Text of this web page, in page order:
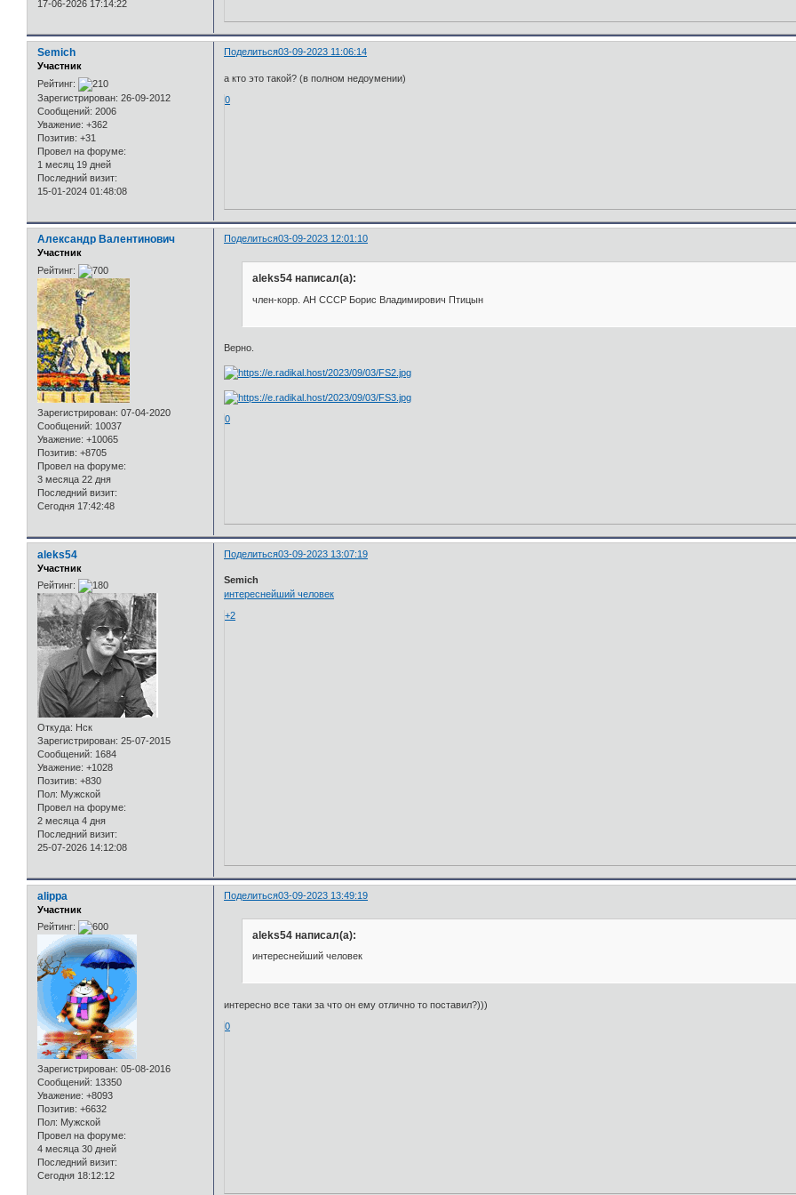
17-06-2026 17:14:22
Поделиться03-09-2023 11:06:14
Semich
Участник
Рейтинг:
Зарегистрирован: 26-09-2012
Сообщений: 2006
Уважение: +362
Позитив: +31
Провел на форуме:
1 месяц 19 дней
Последний визит:
15-01-2024 01:48:08
а кто это такой? (в полном недоумении)
0
Поделиться03-09-2023 12:01:10
Александр Валентинович
Участник
Рейтинг:
Зарегистрирован: 07-04-2020
Сообщений: 10037
Уважение: +10065
Позитив: +8705
Провел на форуме:
3 месяца 22 дня
Последний визит:
Сегодня 17:42:48
aleks54 написал(а):
член-корр. АН СССР Борис Владимирович Птицын
Верно.
0
Поделиться03-09-2023 13:07:19
aleks54
Участник
Рейтинг:
Откуда: Нск
Зарегистрирован: 25-07-2015
Сообщений: 1684
Уважение: +1028
Позитив: +830
Пол: Мужской
Провел на форуме:
2 месяца 4 дня
Последний визит:
25-07-2026 14:12:08
Semich
интереснейший человек
+2
Поделиться03-09-2023 13:49:19
alippa
Участник
Рейтинг:
Зарегистрирован: 05-08-2016
Сообщений: 13350
Уважение: +8093
Позитив: +6632
Пол: Мужской
Провел на форуме:
4 месяца 30 дней
Последний визит:
Сегодня 18:12:12
aleks54 написал(а):
интереснейший человек
интересно все таки за что он ему отлично то поставил?)))
0